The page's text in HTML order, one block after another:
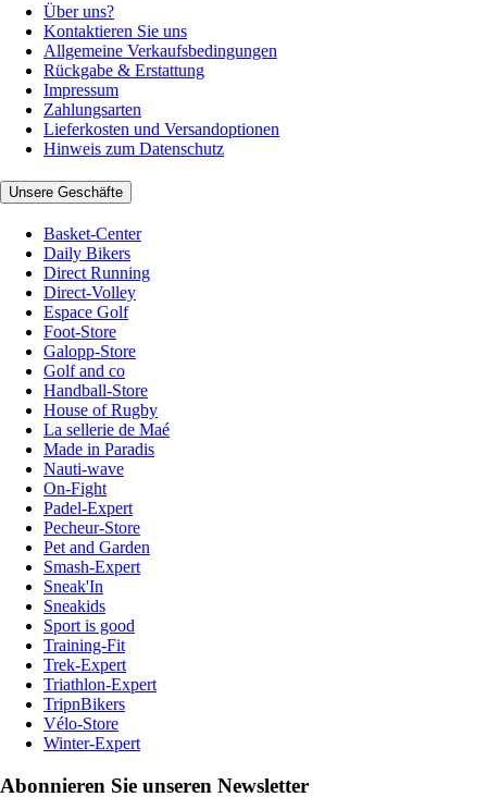
Über uns?
Kontaktieren Sie uns
Allgemeine Verkaufsbedingungen
Rückgabe & Erstattung
Impressum
Zahlungsarten
Lieferkosten und Versandoptionen
Hinweis zum Datenschutz
Unsere Geschäfte
Basket-Center
Daily Bikers
Direct Running
Direct-Volley
Espace Golf
Foot-Store
Galopp-Store
Golf and co
Handball-Store
House of Rugby
La sellerie de Maé
Made in Paradis
Nauti-wave
On-Fight
Padel-Expert
Pecheur-Store
Pet and Garden
Smash-Expert
Sneak'In
Sneakids
Sport is good
Training-Fit
Trek-Expert
Triathlon-Expert
TripnBikers
Vélo-Store
Winter-Expert
Abonnieren Sie unseren Newsletter